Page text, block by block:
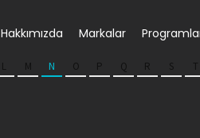
Hakkımızda Markalar
L M N O P Q R S T